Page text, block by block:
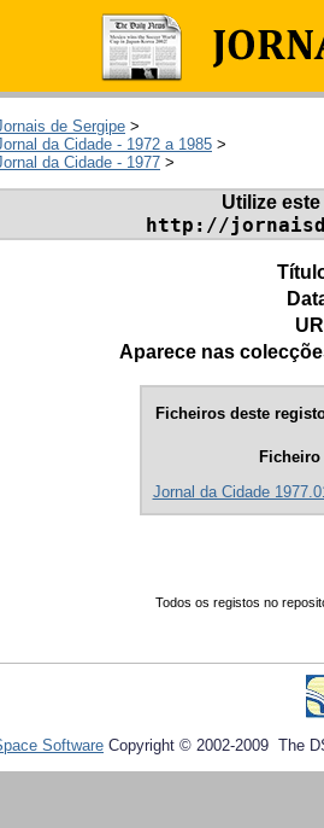
de Sergipe >
da Cidade - 1972 a 1985 >
da Cidade - 1977 >
Utilize
http://
Aparece nas
Ficheiros deste
Ficheiro
Jornal da Cidade
Todos os registos no
Software Copyright © 2002-2009 The